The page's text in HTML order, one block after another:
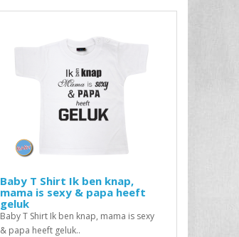
Baby T Shirt Ik ben knap,
mama is sexy & papa heeft
geluk
Baby T Shirt Ik ben knap, mama is sexy
& papa heeft geluk..